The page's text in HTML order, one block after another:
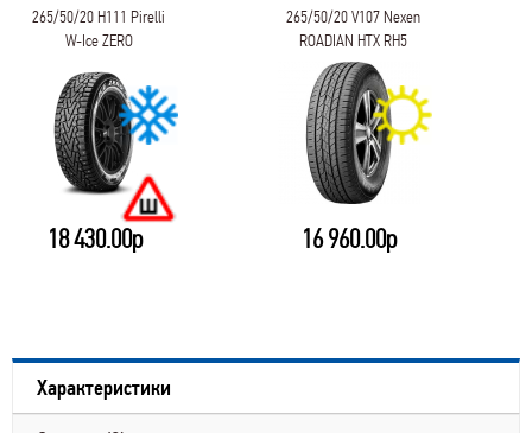
265/50/20 H111 Pirelli
W-Ice ZERO
18 430.00р
265/50/20 V107 Nexen
ROADIAN HTX RH5
16 960.00р
Характеристики